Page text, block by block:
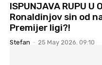
ISPUNJAVA RUPU U
Ronaldinjov sin od
Premijer ligi?!
Stefan - 25 May 2026. 09:10